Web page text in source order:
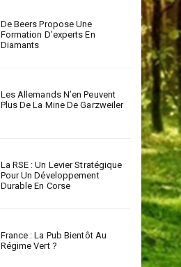
De Beers Propose Une
Formation D’experts En
Diamants
Les Allemands N’en Peuvent
Plus De La Mine De Garzweiler
La RSE : Un Levier Stratégique
Pour Un Développement
Durable En Corse
France : La Pub Bientôt Au
Régime Vert ?